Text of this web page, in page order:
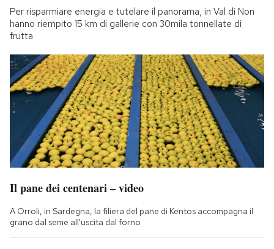
Per risparmiare energia e tutelare il panorama, in Val di Non
hanno riempito 15 km di gallerie con 30mila tonnellate di
frutta
Il pane dei centenari – video
A Orroli, in Sardegna, la filiera del pane di Kentos accompagna il
grano dal seme all'uscita dal forno